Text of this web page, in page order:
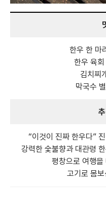
한우 한 마리
한우 육회
김치찌
막국수
“이것이 진짜 한우다”
강력한 숯불향과 대관령
평창으로 여행
고기로 몸